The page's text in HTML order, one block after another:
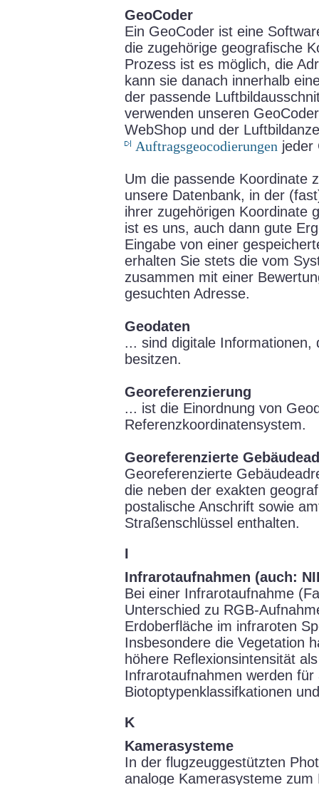
GeoCoder
Ein GeoCoder ist eine
die zugehörige geografische
Prozess ist es möglich, die
kann sie danach innerhalb
der passende
verwenden unseren
WebShop und der
Auftragsgeocodierungen jeder
Um die passende Koordinate
unsere Datenbank, in der
ihrer zugehörigen Koordinate
ist es uns, auch dann gute
Eingabe von einer
erhalten Sie stets die vom
zusammen mit einer
gesuchten Adresse.
Geodaten
... sind digitale Informationen,
besitzen.
Georeferenzierung
... ist die Einordnung von
Referenzkoordinatensystem.
Georeferenzierte
Georeferenzierte
die neben der exakten
postalische Anschrift sowie
Straßenschlüssel enthalten.
I
Infrarotaufnahmen (auch:
Bei einer Infrarotaufnahme
Unterschied zu RGB-
Erdoberfläche im infraroten
Insbesondere die Vegetation
höhere Reflexionsintensität
Infrarotaufnahmen werden
Biotoptypenklassifkationen
K
Kamerasysteme
In der flugzeuggestützten
analoge Kamerasysteme